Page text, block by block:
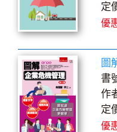
定
優
圖
書
作
定
優